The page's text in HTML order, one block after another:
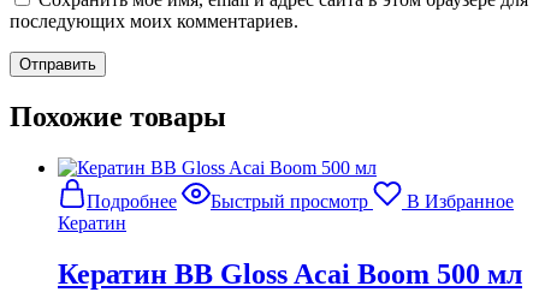
последующих моих комментариев.
Похожие товары
Подробнее Быстрый просмотр
В Избранное
Кератин
Кератин BB Gloss Acai Boom 500 мл